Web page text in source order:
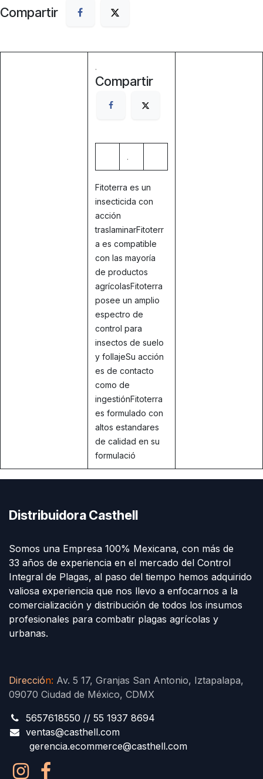
Compartir
.
Compartir
.
Fitoterra es un
insecticida con
acción
traslaminarFitoterr
a es compatible
con las mayoría
de productos
agrícolasFitoterra
posee un amplio
espectro de
control para
insectos de suelo
y follajeSu acción
es de contacto
como de
ingestiónFitoterra
es formulado con
altos estandares
de calidad en su
formulació
Distribuidora Casthell
Somos una Empresa 100% Mexicana, con más de
33 años de experiencia en el mercado del Control
Integral de Plagas, al paso del tiempo hemos adquirido
valiosa experiencia que nos llevo a enfocarnos a la
comercialización y distribución de todos los insumos
profesionales para combatir plagas agrícolas y
urbanas.
Dirección: Av. 5 17, Granjas San Antonio, Iztapalapa,
09070 Ciudad de México, CDMX
5657618550 // 55 1937 8694
ventas@casthell.com
gerencia.ecommerce@casthell.com